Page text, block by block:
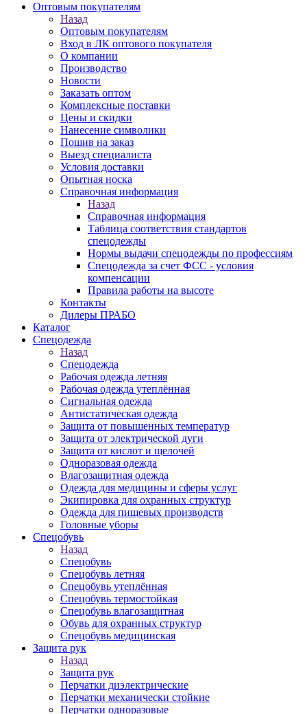
Оптовым покупателям
Назад
Оптовым покупателям
Вход в ЛК оптового покупателя
О компании
Производство
Новости
Заказать оптом
Комплексные поставки
Цены и скидки
Нанесение символики
Пошив на заказ
Выезд специалиста
Условия доставки
Опытная носка
Справочная информация
Назад
Справочная информация
Таблица соответствия стандартов
спецодежды
Нормы выдачи спецодежды по профессиям
Спецодежда за счет ФСС - условия
компенсации
Правила работы на высоте
Контакты
Дилеры ПРАБО
Каталог
Спецодежда
Назад
Спецодежда
Рабочая одежда летняя
Рабочая одежда утеплённая
Сигнальная одежда
Антистатическая одежда
Защита от повышенных температур
Защита от электрической дуги
Защита от кислот и щелочей
Одноразовая одежда
Влагозащитная одежда
Одежда для медицины и сферы услуг
Экипировка для охранных структур
Одежда для пищевых производств
Головные уборы
Спецобувь
Назад
Спецобувь
Спецобувь летняя
Спецобувь утеплённая
Спецобувь термостойкая
Спецобувь влагозащитная
Обувь для охранных структур
Спецобувь медицинская
Защита рук
Назад
Защита рук
Перчатки диэлектрические
Перчатки механически стойкие
Перчатки одноразовые